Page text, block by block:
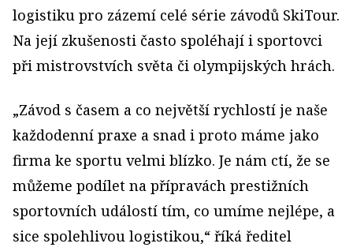
logistiku pro zázemí celé série závodů SkiTour.
Na její zkušenosti často spoléhají i sportovci
při mistrovstvích světa či olympijských hrách.
„Závod s časem a co největší rychlostí je naše
každodenní praxe a snad i proto máme jako
firma ke sportu velmi blízko. Je nám ctí, že se
můžeme podílet na přípravách prestižních
sportovních událostí tím, co umíme nejlépe, a
sice spolehlivou logistikou,“ říká ředitel